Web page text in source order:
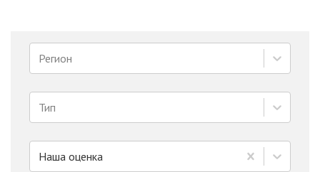
Регион
Тип
Наша оценка